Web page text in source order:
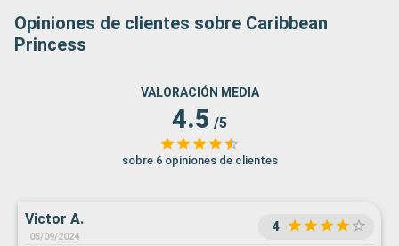
Opiniones de clientes sobre Caribbean
Princess
VALORACIÓN MEDIA
4.5 /5
sobre 6 opiniones de clientes
Victor A.
05/09/2024
4